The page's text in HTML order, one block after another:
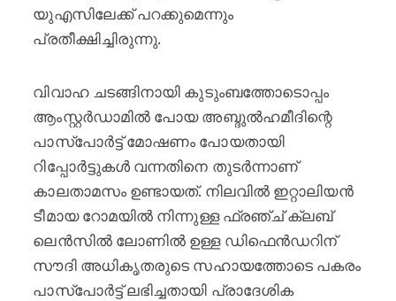
യുഎസിലേക്ക് പറക്കുമെന്നും
പ്രതീക്ഷിച്ചിരുന്നു.
വിവാഹ ചടങ്ങിനായി കുടുംബത്തോടൊപ്പം
ആംസ്റ്റർഡാമിൽ പോയ അബ്ദുൽഹമീദിന്റെ
പാസ്‌പോർട്ട് മോഷണം പോയതായി
റിപ്പോർട്ടുകൾ വന്നതിനെ തുടർന്നാണ്
കാലതാമസം ഉണ്ടായത്. നിലവിൽ ഇറ്റാലിയൻ
ടീമായ റോമയിൽ നിന്നുള്ള ഫ്രഞ്ച് ക്ലബ്
ലെൻസിൽ ലോണിൽ ഉള്ള ഡിഫെൻഡറിന്
സൗദി അധികൃതരുടെ സഹായത്തോടെ പകരം
പാസ്‌പോർട്ട് ലഭിച്ചതായി പ്രാദേശിക